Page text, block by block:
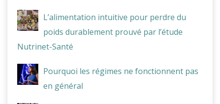
L’alimentation intuitive pour perdre du
poids durablement prouvé par l’étude
Nutrinet-Santé
Pourquoi les régimes ne fonctionnent pas
en général